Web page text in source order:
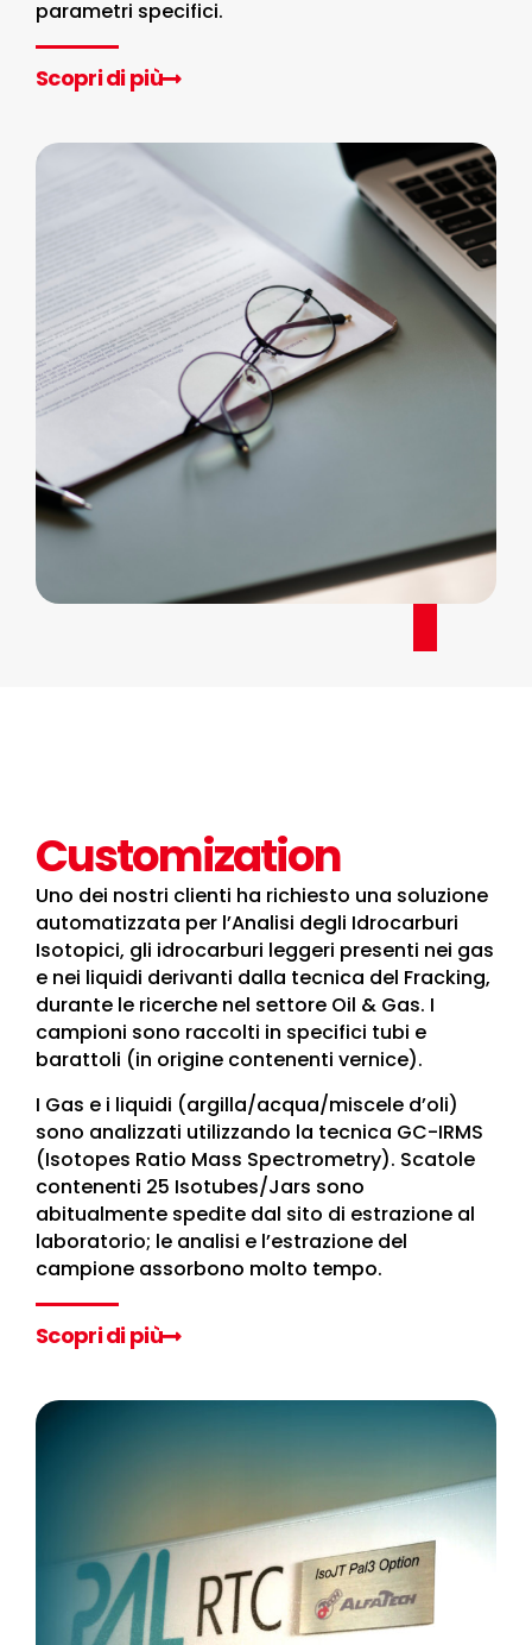
parametri specifici.
Scopri di più
Customization
Uno dei nostri clienti ha richiesto una soluzione
automatizzata per l’Analisi degli Idrocarburi
Isotopici, gli idrocarburi leggeri presenti nei gas
e nei liquidi derivanti dalla tecnica del Fracking,
durante le ricerche nel settore Oil & Gas. I
campioni sono raccolti in specifici tubi e
barattoli (in origine contenenti vernice).
I Gas e i liquidi (argilla/acqua/miscele d’oli)
sono analizzati utilizzando la tecnica GC-IRMS
(Isotopes Ratio Mass Spectrometry). Scatole
contenenti 25 Isotubes/Jars sono
abitualmente spedite dal sito di estrazione al
laboratorio; le analisi e l’estrazione del
campione assorbono molto tempo.
Scopri di più